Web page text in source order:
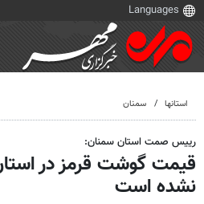
استانها سمنان
رییس صمت استان سمنان:
قیمت گوشت قرمز در
نشده است